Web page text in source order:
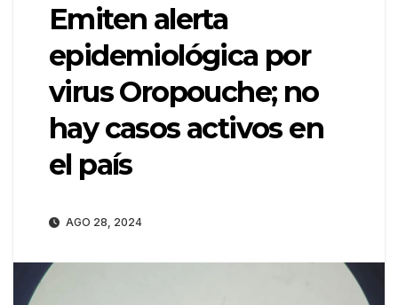
Emiten alerta
epidemiológica por
virus Oropouche; no
hay casos activos en
el país
AGO 28, 2024